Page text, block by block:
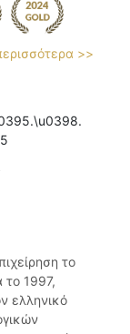
>>
το
το 1997,
ελληνικό